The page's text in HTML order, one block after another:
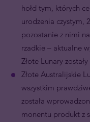
hołd tym, których
urodzenia czystym,
pozostanie z nimi
rzadkie – aktualne
Złote Lunary
Złote Australijskie
wszystkim
została
monentu produkt z